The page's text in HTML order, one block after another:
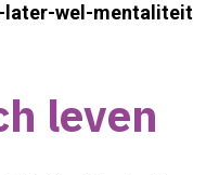
wel-mentaliteit
leven